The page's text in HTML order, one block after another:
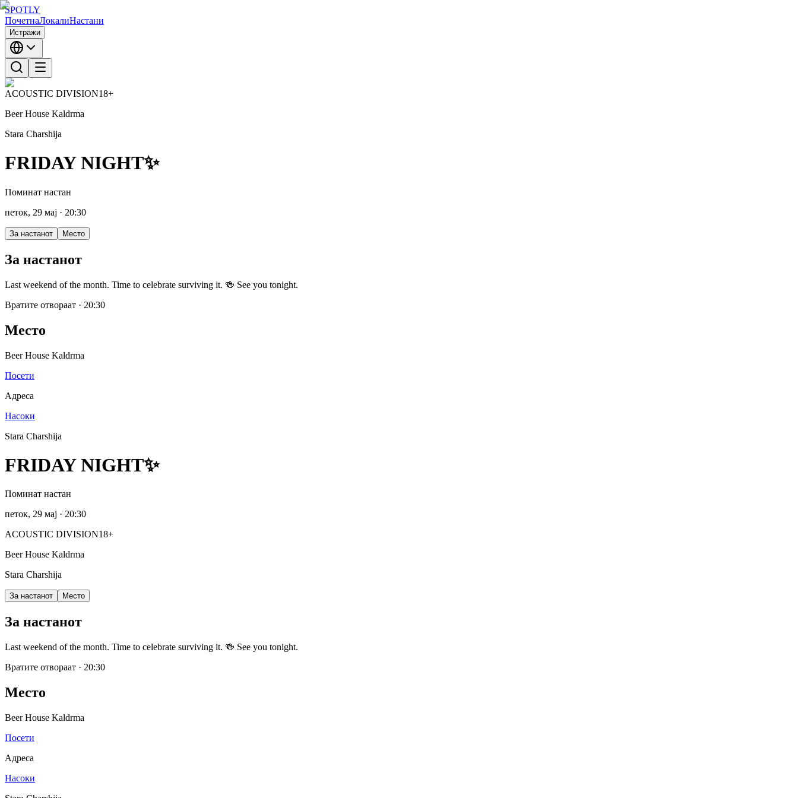
SPOTLY
ПочетнаЛокалиНастани
Истражи
ACOUSTIC DIVISION18+
Beer House Kaldrma
Stara Charshija
FRIDAY NIGHT✨
Поминат настан
петок, 29 мај · 20:30
За настанот Место
За настанот
Last weekend of the month. Time to celebrate surviving it. 🍻 See you tonight.
Вратите отвораат · 20:30
Место
Beer House Kaldrma
Посети
Адреса
Насоки
Stara Charshija
FRIDAY NIGHT✨
Поминат настан
петок, 29 мај · 20:30
ACOUSTIC DIVISION18+
Beer House Kaldrma
Stara Charshija
За настанот Место
За настанот
Last weekend of the month. Time to celebrate surviving it. 🍻 See you tonight.
Вратите отвораат · 20:30
Место
Beer House Kaldrma
Посети
Адреса
Насоки